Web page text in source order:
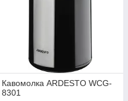
Кавомолка ARDESTO WCG-
8301